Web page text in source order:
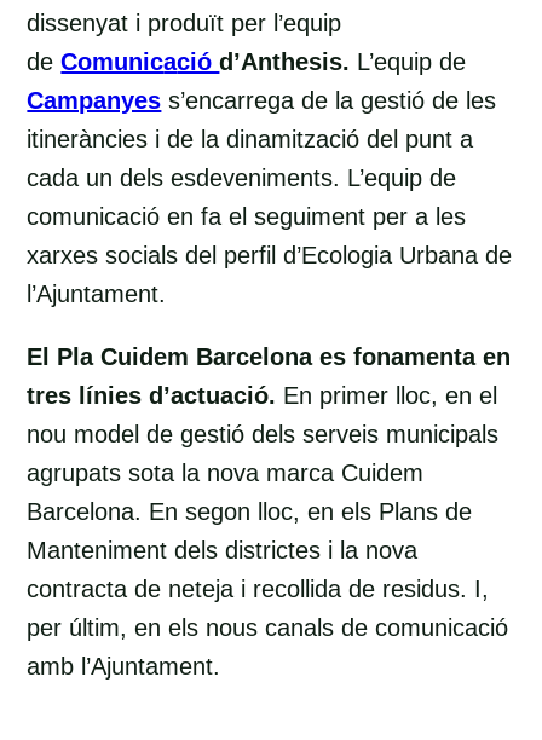
dissenyat i produït per l’equip
deComunicaciód’Anthesis. L’equip de
Campanyes s’encarrega de la gestió de les
itineràncies i de la dinamització del punt a
cada un dels esdeveniments. L’equip de
comunicació en fa el seguiment per a les
xarxes socials del perfil d’Ecologia Urbana de
l’Ajuntament.
El Pla Cuidem Barcelona es fonamenta en
tres línies d’actuació. En primer lloc, en el
nou model de gestió dels serveis municipals
agrupats sota la nova marca Cuidem
Barcelona. En segon lloc, en els Plans de
Manteniment dels districtes i la nova
contracta de neteja i recollida de residus. I,
per últim, en els nous canals de comunicació
amb l’Ajuntament.